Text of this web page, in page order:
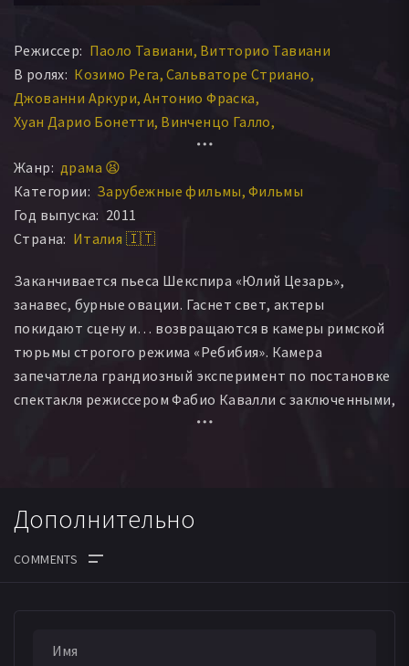
Режиссер: Паоло Тавиани Витторио Тавиани
В ролях: Козимо Рега Сальваторе Стриано
Джованни Аркури Антонио Фраска
Хуан Дарио Бонетти Винченцо Галло
Франческо Де Маси
Дженнаро Солито
Фабио Риззуто Паскуале Крапетти
Франческо Карусоне
Маурильо Джиаффреда
Жанр: драма 😫
Категории: Зарубежные фильмы Фильмы
Год выпуска: 2011
Страна: Италия 🇮🇹
Заканчивается пьеса Шекспира «Юлий Цезарь»,
занавес, бурные овации. Гаснет свет, актеры
покидают сцену и… возвращаются в камеры римской
тюрьмы строгого режима «Ребибия». Камера
запечатлела грандиозный эксперимент по постановке
спектакля режиссером Фабио Кавалли с заключенными,
многие из которых отбывают пожизненный срок.
насилие – сначала в пьесе, а потом и в своей жизни. И
она удивительным образом исчезает…
Дополнительно